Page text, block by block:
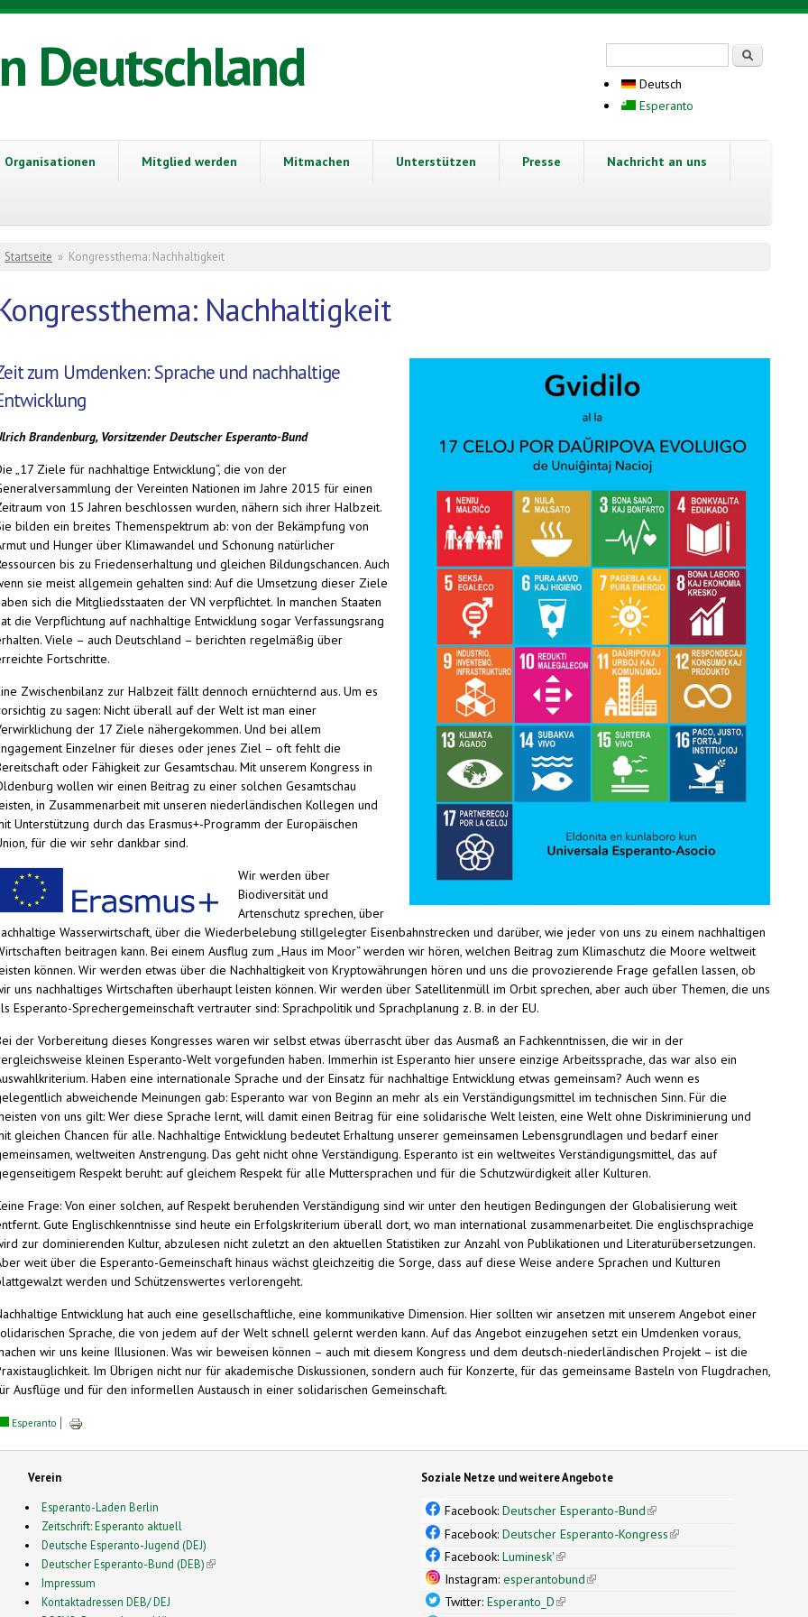
Deutschland
Deutsch
Esperanto
Organisationen Mitglied werden Mitmachen Unterstützen Presse Nachricht an uns
Sie sind hier
Startseite » Kongressthema: Nachhaltigkeit
Nachhaltigkeit
zum Umdenken: Sprache und nachhaltige
Brandenburg, Vorsitzender Deutscher Esperanto-Bund
„17 Ziele für nachhaltige Entwicklung“, die von der
der Vereinten Nationen im Jahre 2015 für einen
von 15 Jahren beschlossen wurden, nähern sich ihrer Halbzeit.
bilden ein breites Themenspektrum ab: von der Bekämpfung von
und Hunger über Klimawandel und Schonung natürlicher
bis zu Friedenserhaltung und gleichen Bildungschancen. Auch
sie meist allgemein gehalten sind: Auf die Umsetzung dieser Ziele
sich die Mitgliedsstaaten der VN verpflichtet. In manchen Staaten
die Verpflichtung auf nachhaltige Entwicklung sogar Verfassungsrang
Viele – auch Deutschland – berichten regelmäßig über
Fortschritte.
Zwischenbilanz zur Halbzeit fällt dennoch ernüchternd aus. Um es
zu sagen: Nicht überall auf der Welt ist man einer
der 17 Ziele nähergekommen. Und bei allem
Einzelner für dieses oder jenes Ziel – oft fehlt die
oder Fähigkeit zur Gesamtschau. Mit unserem Kongress in
wollen wir einen Beitrag zu einer solchen Gesamtschau
in Zusammenarbeit mit unseren niederländischen Kollegen und
Unterstützung durch das Erasmus+-Programm der Europäischen
für die wir sehr dankbar sind.
Wir werden über
Biodiversität und
Artenschutz sprechen, über
Wasserwirtschaft, über die Wiederbelebung stillgelegter Eisenbahnstrecken und darüber, wie jeder von uns zu einem nachhaltigen
beitragen kann. Bei einem Ausflug zum „Haus im Moor“ werden wir hören, welchen Beitrag zum Klimaschutz die Moore weltweit
können. Wir werden etwas über die Nachhaltigkeit von Kryptowährungen hören und uns die provozierende Frage gefallen lassen, ob
uns nachhaltiges Wirtschaften überhaupt leisten können. Wir werden über Satellitenmüll im Orbit sprechen, aber auch über Themen, die uns
Esperanto-Sprechergemeinschaft vertrauter sind: Sprachpolitik und Sprachplanung z. B. in der EU.
der Vorbereitung dieses Kongresses waren wir selbst etwas überrascht über das Ausmaß an Fachkenntnissen, die wir in der
kleinen Esperanto-Welt vorgefunden haben. Immerhin ist Esperanto hier unsere einzige Arbeitssprache, das war also ein
Haben eine internationale Sprache und der Einsatz für nachhaltige Entwicklung etwas gemeinsam? Auch wenn es
abweichende Meinungen gab: Esperanto war von Beginn an mehr als ein Verständigungsmittel im technischen Sinn. Für die
von uns gilt: Wer diese Sprache lernt, will damit einen Beitrag für eine solidarische Welt leisten, eine Welt ohne Diskriminierung und
gleichen Chancen für alle. Nachhaltige Entwicklung bedeutet Erhaltung unserer gemeinsamen Lebensgrundlagen und bedarf einer
weltweiten Anstrengung. Das geht nicht ohne Verständigung. Esperanto ist ein weltweites Verständigungsmittel, das auf
Respekt beruht: auf gleichem Respekt für alle Muttersprachen und für die Schutzwürdigkeit aller Kulturen.
Frage: Von einer solchen, auf Respekt beruhenden Verständigung sind wir unter den heutigen Bedingungen der Globalisierung weit
Gute Englischkenntnisse sind heute ein Erfolgskriterium überall dort, wo man international zusammenarbeitet. Die englischsprachige
zur dominierenden Kultur, abzulesen nicht zuletzt an den aktuellen Statistiken zur Anzahl von Publikationen und Literaturübersetzungen.
weit über die Esperanto-Gemeinschaft hinaus wächst gleichzeitig die Sorge, dass auf diese Weise andere Sprachen und Kulturen
werden und Schützenswertes verlorengeht.
Entwicklung hat auch eine gesellschaftliche, eine kommunikative Dimension. Hier sollten wir ansetzen mit unserem Angebot einer
Sprache, die von jedem auf der Welt schnell gelernt werden kann. Auf das Angebot einzugehen setzt ein Umdenken voraus,
wir uns keine Illusionen. Was wir beweisen können – auch mit diesem Kongress und dem deutsch-niederländischen Projekt – ist die
Im Übrigen nicht nur für akademische Diskussionen, sondern auch für Konzerte, für das gemeinsame Basteln von Flugdrachen,
Ausflüge und für den informellen Austausch in einer solidarischen Gemeinschaft.
Esperanto
Verein
Esperanto-Laden Berlin
Zeitschrift: Esperanto aktuell
Deutsche Esperanto-Jugend (DEJ)
Deutscher Esperanto-Bund (DEB)(link is external)
Impressum
Kontaktadressen DEB/ DEJ
Soziale Netze und weitere Angebote
Facebook:Deutscher Esperanto-Bund(link is external)
Facebook:Deutscher Esperanto-Kongress(link is external)
Facebook:Luminesk'(link is external)
Instagram:esperantobund(link is external)
Twitter:Esperanto_D(link is external)